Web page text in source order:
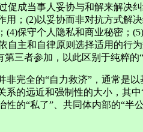
促成当事人妥协与和解来解决
用；(2)以妥协而非对抗方式解
(4)保守个人隐私和商业秘密；
自主和自律原则选择适用的行
三者参加，以此区别于纯粹的
非完全的“自力救济”，通常是
系的远近和强制性的大小，其
性的“私了”、共同体内部的“半